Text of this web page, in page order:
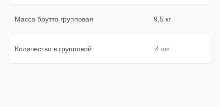
Масса брутто групповая 9,5 кг
Количество в групповой 4 шт